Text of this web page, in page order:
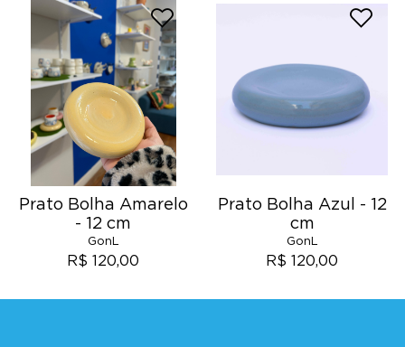
Prato Bolha Amarelo
- 12 cm
GonL
R$ 120,00
Prato Bolha Azul - 12
cm
GonL
R$ 120,00